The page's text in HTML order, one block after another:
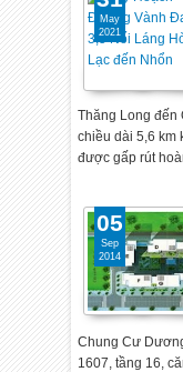
Thăng Long đến
chiều dài 5,6 km
được gấp rút
May
2021
Chung Cư
1607, tầng 16,
05
Sep
2014